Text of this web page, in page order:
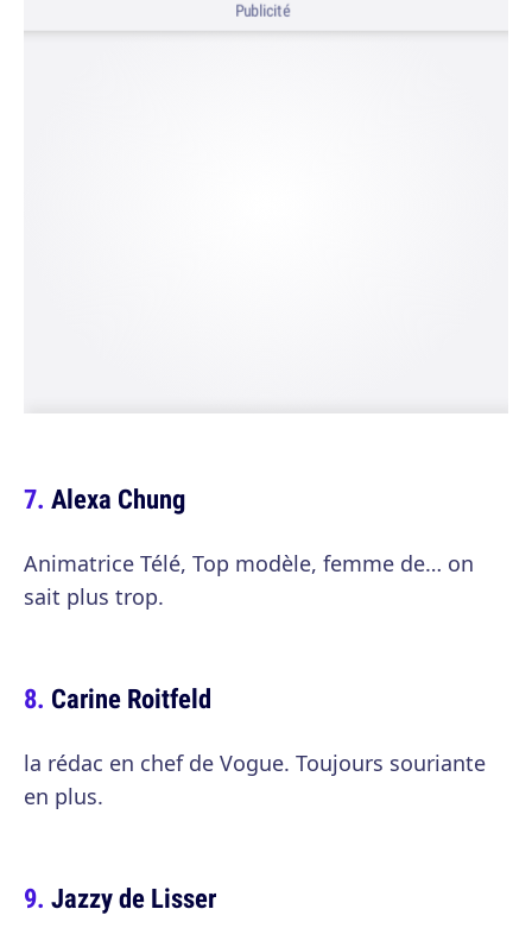
Publicité
Alexa Chung
Animatrice Télé, Top modèle, femme de… on
sait plus trop.
Carine Roitfeld
la rédac en chef de Vogue. Toujours souriante
en plus.
Jazzy de Lisser